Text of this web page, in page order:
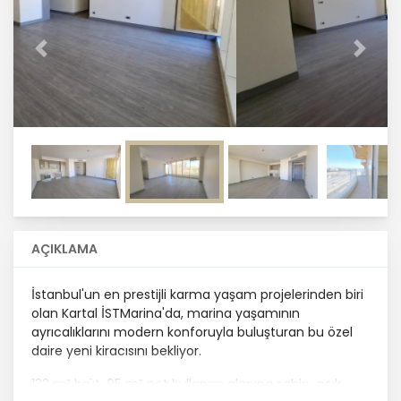
Önceki
AÇIKLAMA
İstanbul'un en prestijli karma yaşam projelerinden biri
olan Kartal İSTMarina'da, marina yaşamının
ayrıcalıklarını modern konforuyla buluşturan bu özel
daire yeni kiracısını bekliyor.
132 m² brüt, 95 m² net kullanım alanına sahip, açık